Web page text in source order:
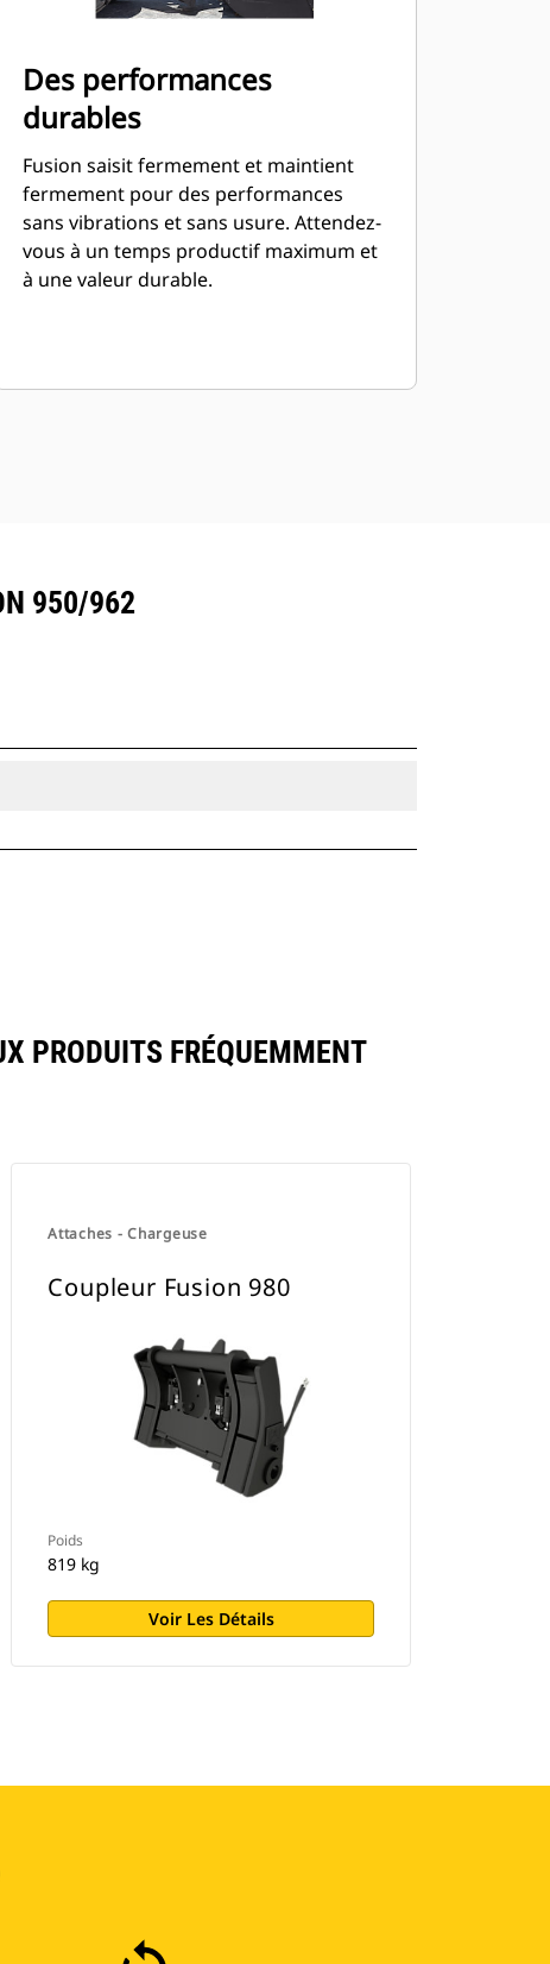
Des performances
durables
Fusion saisit fermement et maintient
fermement pour des performances
sans vibrations et sans usure. Attendez-
vous à un temps productif maximum et
à une valeur durable.
950/962
PRODUITS FRÉQUEMMENT
Attaches - Chargeuse
Coupleur Fusion 980
Poids
819 kg
Voir Les Détails